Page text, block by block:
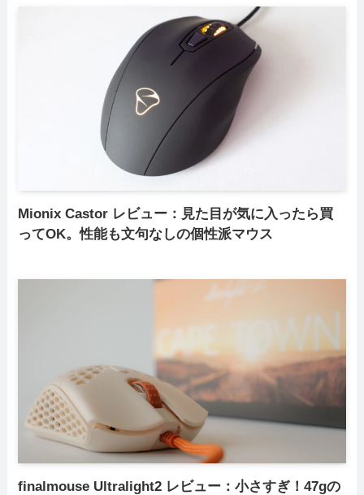
Mionix Castor レビュー：見た目が気に入ったら買
ってOK。性能も文句なしの個性派マウス
finalmouse Ultralight2 レビュー：小さすぎ！47gの